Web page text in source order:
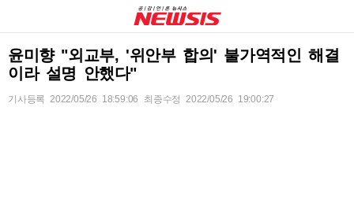
윤미향 "외교부, '위안부 합의' 불가역적인 해결
이라 설명 안했다"
기사등록 2022/05/26 18:59:06 최종수정 2022/05/26 19:00:27